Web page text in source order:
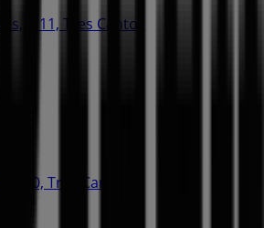
9-11, Tres Cantos
10, Tres Cantos